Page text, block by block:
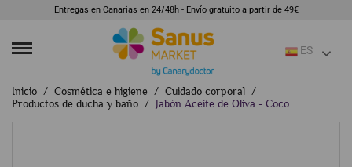
Entregas en Canarias en 24/48h - Envío gratuito a partir de 49€
ES
Inicio Cosmética e higiene
Cuidado corporal
Productos de ducha y baño
Jabón Aceite de Oliva - Coco